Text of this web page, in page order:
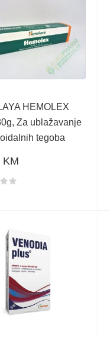
HEMOLEX
Za ublažavanje
tegoba
KM